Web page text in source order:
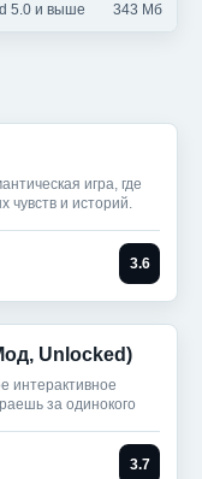
5.0 и выше 343 Мб
игра, где
чувств и историй.
3.6
Unlocked)
интерактивное
за одинокого
3.7